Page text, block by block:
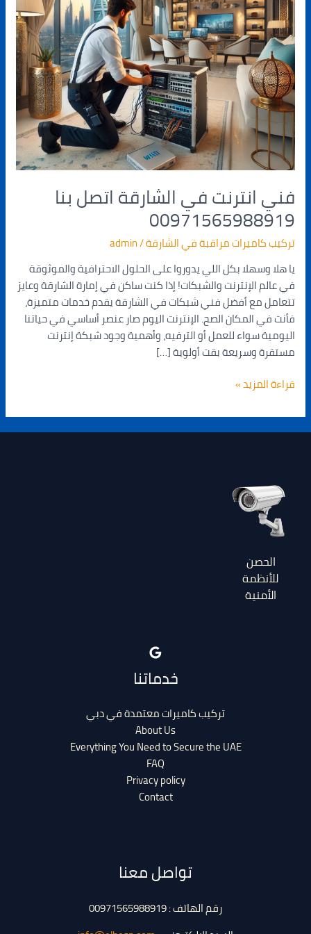
فني انترنت في الشارقة اتصل بنا
00971565988919
تركيب كاميرات مراقبة في الشارقة/
admin
يا هلا وسهلا بكل اللي يدوروا على الحلول الاحترافية والموثوقة
في عالم الإنترنت والشبكات! إذا كنت ساكن في إمارة الشارقة وعايز
تتعامل مع أفضل فني شبكات في الشارقة يقدم خدمات متميزة،
فأنت في المكان الصح. الإنترنت اليوم صار عنصر أساسي في حياتنا
اليومية سواء للعمل أو الترفيه، وأهمية وجود شبكة إنترنت
مستقرة وسريعة بقت أولوية […]
قراءة المزيد »
الحصن
للأنظمة
الأمنية
خدماتنا
تركيب كاميرات معتمدة في دبي
About Us
Everything You Need to Secure the UAE
FAQ
Privacy policy
Contact
تواصل معنا
رقم الهاتف : 00971565988919